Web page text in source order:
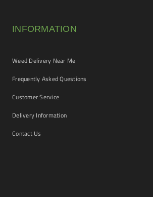
INFORMATION
Weed Delivery Near Me
Frequently Asked Questions
Customer Service
Delivery Information
Contact Us